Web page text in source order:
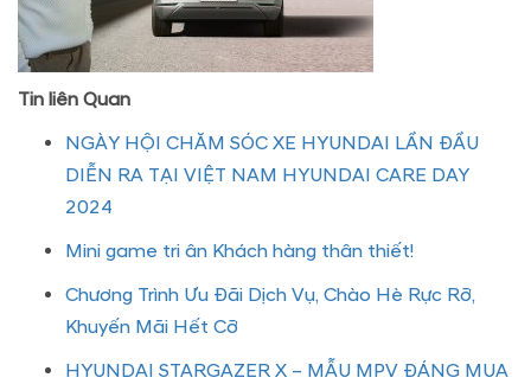
Tin liên Quan
NGÀY HỘI CHĂM SÓC XE HYUNDAI LẦN ĐẦU
DIỄN RA TẠI VIỆT NAM HYUNDAI CARE DAY
2024
Mini game tri ân Khách hàng thân thiết!
Chương Trình Ưu Đãi Dịch Vụ, Chào Hè Rực Rỡ,
Khuyến Mãi Hết Cỡ
HYUNDAI STARGAZER X – MẪU MPV ĐÁNG MUA